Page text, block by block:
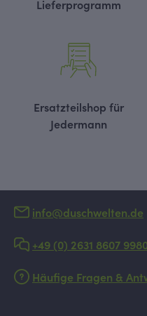
Lieferprogramm
Ersatzteilshop für
Jedermann
info@duschwelten.de
+49 (0) 2631 8607
Häufige Fragen &